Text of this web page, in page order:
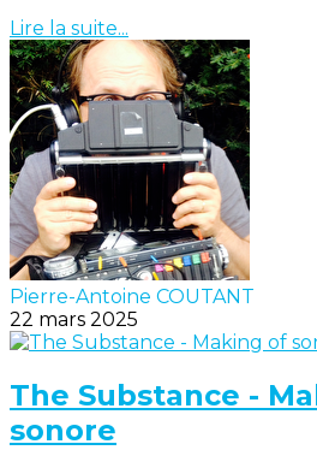
Lire la suite...
Pierre-Antoine COUTANT
22 mars 2025
The Substance -
sonore